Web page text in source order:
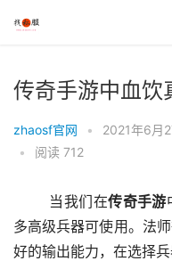
传奇手游中血饮
zhaosf官网 • 2021年6月
•
阅读 712
	当我们在
传奇手游
多高级兵器可使用。法
好的输出能力，在选择兵